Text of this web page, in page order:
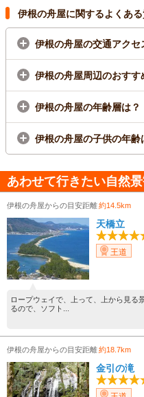
伊根の舟屋に関するよくある
伊根の舟屋の交通アクセ
伊根の舟屋周辺のおすす
伊根の舟屋の年齢層は？
伊根の舟屋の子供の年齢
あわせて行きたい自然
伊根の舟屋からの目安距離約14.5km
天橋立
王道
ロープウェイで、上って、上から見る
るので、ソフト...
伊根の舟屋からの目安距離約18.7km
金引の滝